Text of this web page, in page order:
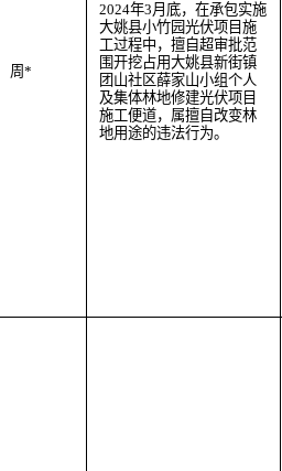
周*
2024年3月 底， 在承包实施
大姚县小竹园光伏项目施
工过程中， 擅自超审批范
围开挖占用大姚县新街镇
团山社区薛家山小组个人
及集体林地修建光伏项目
施工便道，属擅自改变林
地用途的违法行为。